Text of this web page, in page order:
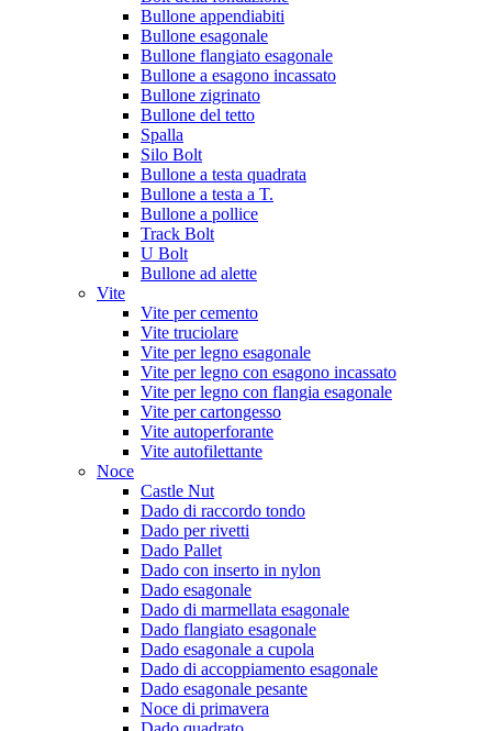
Bullone appendiabiti
Bullone esagonale
Bullone flangiato esagonale
Bullone a esagono incassato
Bullone zigrinato
Bullone del tetto
Spalla
Silo Bolt
Bullone a testa quadrata
Bullone a testa a T.
Bullone a pollice
Track Bolt
U Bolt
Bullone ad alette
Vite
Vite per cemento
Vite truciolare
Vite per legno esagonale
Vite per legno con esagono incassato
Vite per legno con flangia esagonale
Vite per cartongesso
Vite autoperforante
Vite autofilettante
Noce
Castle Nut
Dado di raccordo tondo
Dado per rivetti
Dado Pallet
Dado con inserto in nylon
Dado esagonale
Dado di marmellata esagonale
Dado flangiato esagonale
Dado esagonale a cupola
Dado di accoppiamento esagonale
Dado esagonale pesante
Noce di primavera